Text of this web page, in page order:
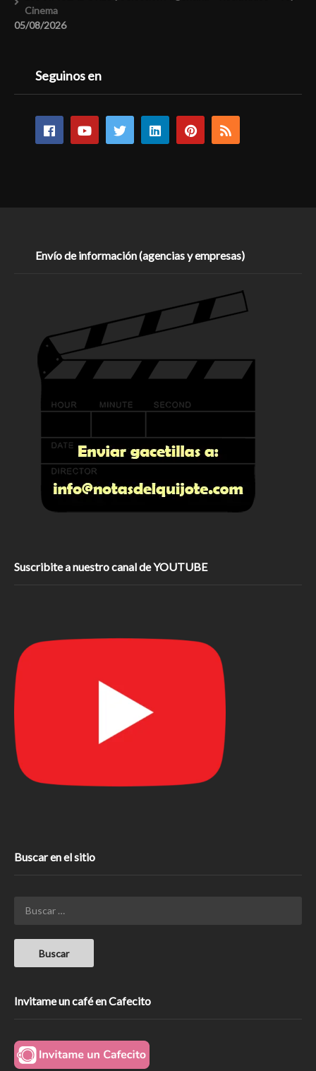
Cinema
05/08/2026
Seguinos en
Envío de información (agencias y empresas)
Suscribite a nuestro canal de YOUTUBE
Buscar en el sitio
Invitame un café en Cafecito